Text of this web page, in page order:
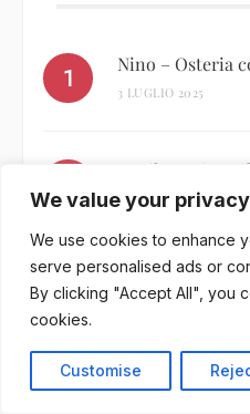
We value your privacy
We use cookies to enhance
serve personalised ads or
By clicking "Accept All", you
cookies.
Customise
Nino – Osteria
3 LUGLIO 2025
A Milano riapre
Moriggi
Intervista a